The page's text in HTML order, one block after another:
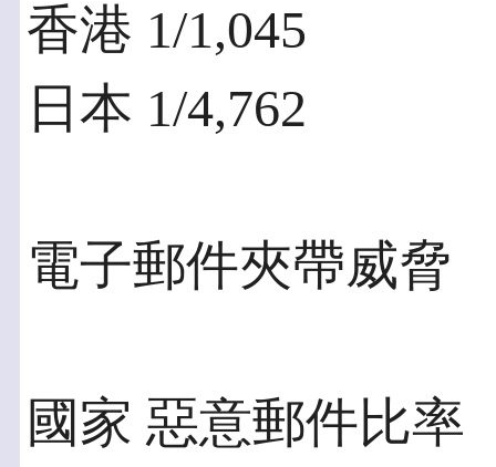
香港 1/1,045
日本 1/4,762
電子郵件夾帶威脅
國家 惡意郵件比率